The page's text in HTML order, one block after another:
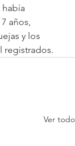
años,
y los
registrados.
Ver todo